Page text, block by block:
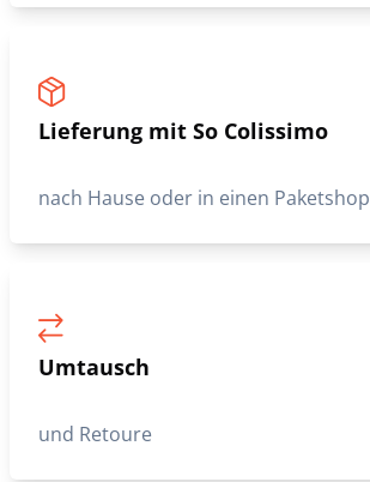
Lieferung mit So Colissimo
nach Hause oder in einen Paketshop
Umtausch
und Retoure